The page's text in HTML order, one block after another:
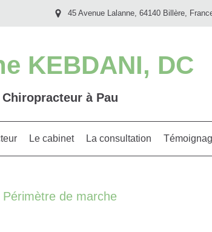
45 Avenue Lalanne, 64140 Billère,
KEBDANI, DC
Chiropracteur à Pau
Le cabinet La consultation
Périmètre de marche